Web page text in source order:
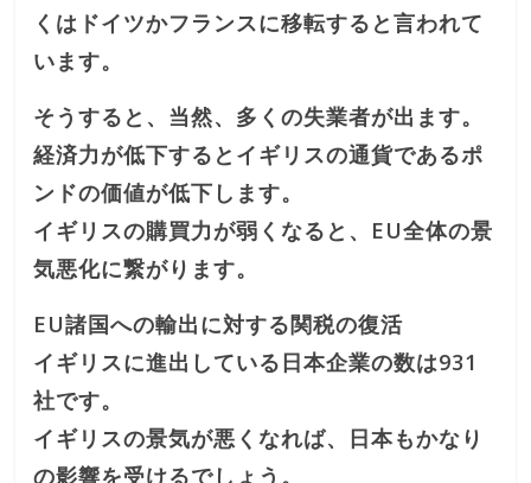
くはドイツかフランスに移転すると言われて
います。
そうすると、当然、多くの失業者が出ます。
経済力が低下するとイギリスの通貨であるポ
ンドの価値が低下します。
イギリスの購買力が弱くなると、EU全体の景
気悪化に繋がります。
EU諸国への輸出に対する関税の復活
イギリスに進出している日本企業の数は931
社です。
イギリスの景気が悪くなれば、日本もかなり
の影響を受けるでしょう。